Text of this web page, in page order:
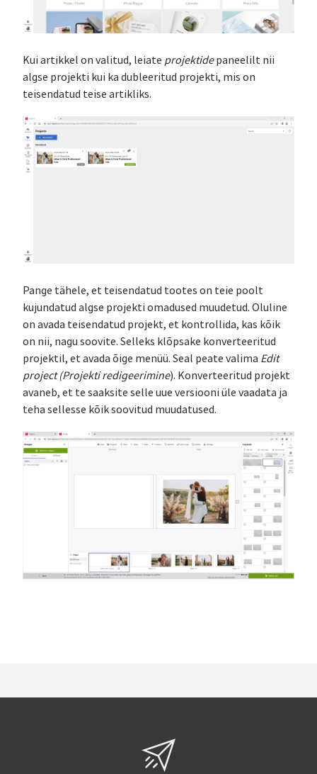
Kui artikkel on valitud, leiate projektidepaneelilt nii
algse projekti kui ka dubleeritud projekti, mis on
teisendatud teise artikliks.
Pange tähele, et teisendatud tootes on teie poolt
kujundatud algse projekti omadused muudetud. Oluline
on avada teisendatud projekt, et kontrollida, kas kõik
on nii, nagu soovite. Selleks klõpsake konverteeritud
projektil, et avada õige menüü. Seal peate valima Edit
project (Projekti redigeerimine). Konverteeritud projekt
avaneb, et te saaksite selle uue versiooni üle vaadata ja
teha sellesse kõik soovitud muudatused.